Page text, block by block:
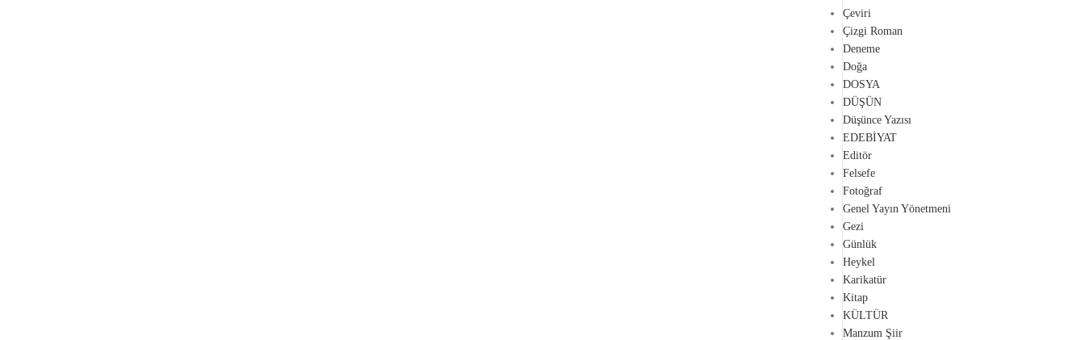
Çeviri
Çizgi Roman
Deneme
Doğa
DOSYA
DÜŞÜN
Düşünce Yazısı
EDEBİYAT
Editör
Felsefe
Fotoğraf
Genel Yayın Yönetmeni
Gezi
Günlük
Heykel
Karikatür
Kitap
KÜLTÜR
Manzum Şiir